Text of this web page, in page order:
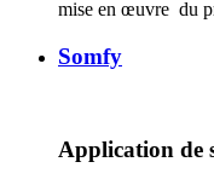
mise en œuvre du
Somfy
Application de